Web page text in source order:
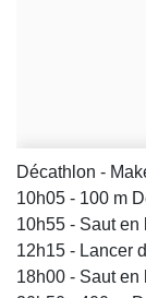
Décathlon -
10h05 - 100 m
10h55 - Saut en
12h15 - Lancer
18h00 - Saut en